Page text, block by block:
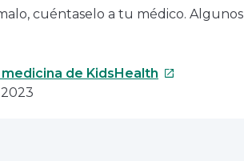
cuéntaselo a tu médico. Algunos
de KidsHealth Este